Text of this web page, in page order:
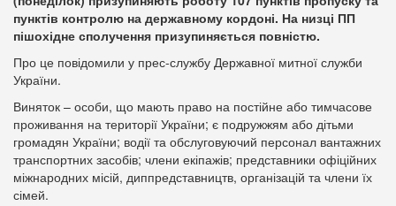
пунктів контролю на державному кордоні. На низці ПП
пішохідне сполучення призупиняється повністю.
Про це повідомили у прес-службу Державної митної служби
України.
Виняток – особи, що мають право на постійне або тимчасове
проживання на території України; є подружжям або дітьми
громадян України; водії та обслуговуючий персонал вантажних
транспортних засобів; члени екіпажів; представники офіційних
міжнародних місій, диппредставництв, організацій та члени їх
сімей.